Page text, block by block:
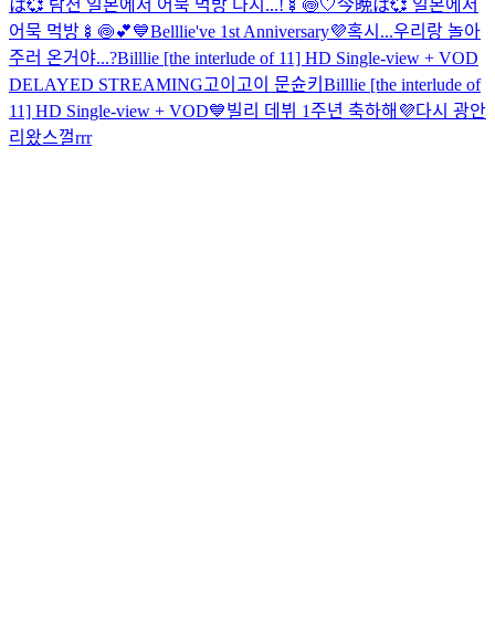
は💞 람션 일본에서 어묵 먹방 다시...!🍢🍥🤍今晩は💞 일본에서
어묵 먹방🍢🍥💕💙Belllie've 1st Anniversary💜혹시...우리랑 놀아
주러 온거야...?Billlie [the interlude of 11] HD Single-view + VOD
DELAYED STREAMING고이고이 문슌키 Billlie [the interlude of
11] HD Single-view + VOD💙빌리 데뷔 1주년 축하해💜다시 광안
리왔스껄rrr